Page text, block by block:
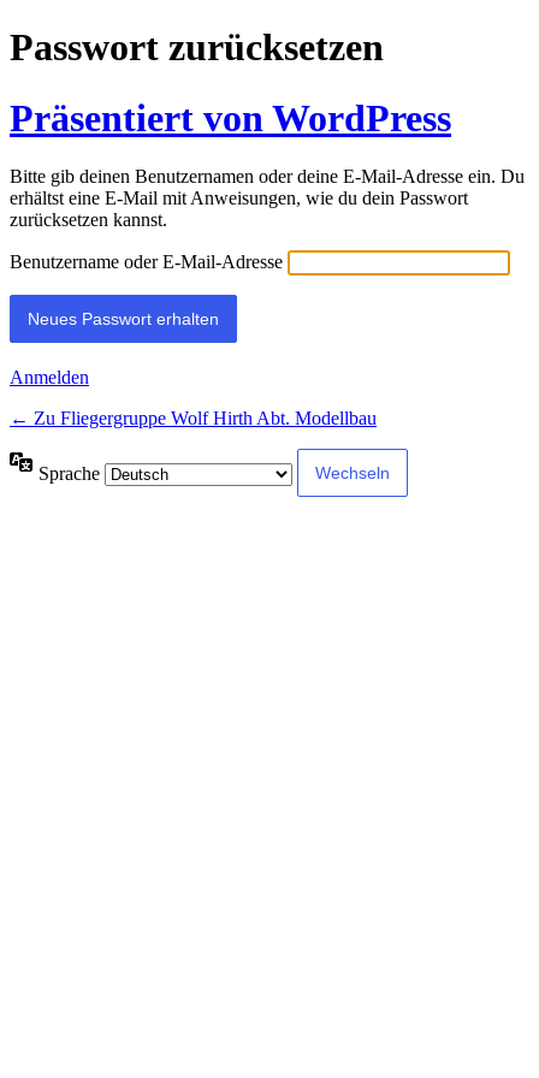
Passwort zurücksetzen
Präsentiert von WordPress
Bitte gib deinen Benutzernamen oder deine E-Mail-Adresse ein. Du
erhältst eine E-Mail mit Anweisungen, wie du dein Passwort
zurücksetzen kannst.
Benutzername oder E-Mail-Adresse
Anmelden
← Zu Fliegergruppe Wolf Hirth Abt. Modellbau
Sprache